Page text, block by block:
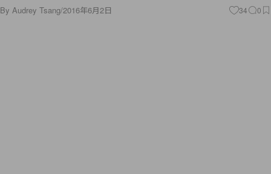
By Audrey Tsang/2016年6月2日 34 0